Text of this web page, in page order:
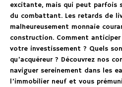
excitante, mais qui peut parfois
du combattant. Les retards de
malheureusement monnaie
construction. Comment
votre investissement ? Quels
qu’acquéreur ? Découvrez nos
naviguer sereinement dans les
l’immobilier neuf et vous